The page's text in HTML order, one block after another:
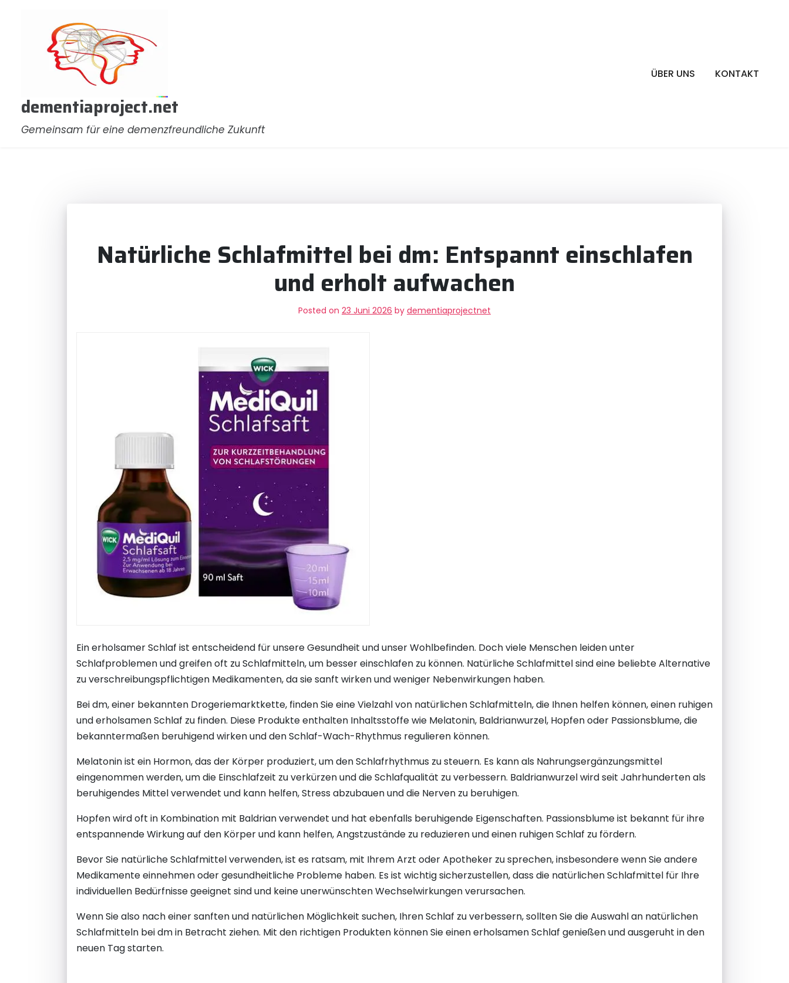
dementiaproject.net
Gemeinsam für eine demenzfreundliche Zukunft
ÜBER UNS KONTAKT
Natürliche Schlafmittel bei dm: Entspannt einschlafen
und erholt aufwachen
Posted on 23 Juni 2026 by dementiaprojectnet
Ein erholsamer Schlaf ist entscheidend für unsere Gesundheit und unser Wohlbefinden. Doch viele Menschen leiden unter
Schlafproblemen und greifen oft zu Schlafmitteln, um besser einschlafen zu können. Natürliche Schlafmittel sind eine beliebte Alternative
zu verschreibungspflichtigen Medikamenten, da sie sanft wirken und weniger Nebenwirkungen haben.
Bei dm, einer bekannten Drogeriemarktkette, finden Sie eine Vielzahl von natürlichen Schlafmitteln, die Ihnen helfen können, einen ruhigen
und erholsamen Schlaf zu finden. Diese Produkte enthalten Inhaltsstoffe wie Melatonin, Baldrianwurzel, Hopfen oder Passionsblume, die
bekanntermaßen beruhigend wirken und den Schlaf-Wach-Rhythmus regulieren können.
Melatonin ist ein Hormon, das der Körper produziert, um den Schlafrhythmus zu steuern. Es kann als Nahrungsergänzungsmittel
eingenommen werden, um die Einschlafzeit zu verkürzen und die Schlafqualität zu verbessern. Baldrianwurzel wird seit Jahrhunderten als
beruhigendes Mittel verwendet und kann helfen, Stress abzubauen und die Nerven zu beruhigen.
Hopfen wird oft in Kombination mit Baldrian verwendet und hat ebenfalls beruhigende Eigenschaften. Passionsblume ist bekannt für ihre
entspannende Wirkung auf den Körper und kann helfen, Angstzustände zu reduzieren und einen ruhigen Schlaf zu fördern.
Bevor Sie natürliche Schlafmittel verwenden, ist es ratsam, mit Ihrem Arzt oder Apotheker zu sprechen, insbesondere wenn Sie andere
Medikamente einnehmen oder gesundheitliche Probleme haben. Es ist wichtig sicherzustellen, dass die natürlichen Schlafmittel für Ihre
individuellen Bedürfnisse geeignet sind und keine unerwünschten Wechselwirkungen verursachen.
Wenn Sie also nach einer sanften und natürlichen Möglichkeit suchen, Ihren Schlaf zu verbessern, sollten Sie die Auswahl an natürlichen
Schlafmitteln bei dm in Betracht ziehen. Mit den richtigen Produkten können Sie einen erholsamen Schlaf genießen und ausgeruht in den
neuen Tag starten.